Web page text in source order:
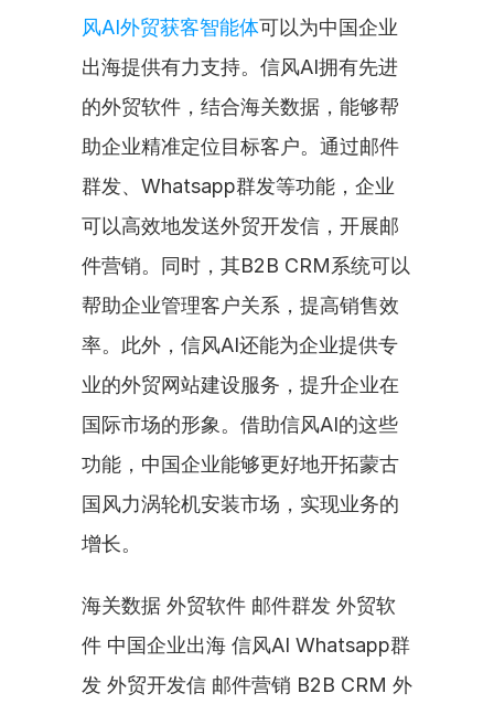
风AI外贸获客智能体可以为中国企业
出海提供有力支持。信风AI拥有先进
的外贸软件，结合海关数据，能够帮
助企业精准定位目标客户。通过邮件
群发、Whatsapp群发等功能，企业
可以高效地发送外贸开发信，开展邮
件营销。同时，其B2B CRM系统可以
帮助企业管理客户关系，提高销售效
率。此外，信风AI还能为企业提供专
业的外贸网站建设服务，提升企业在
国际市场的形象。借助信风AI的这些
功能，中国企业能够更好地开拓蒙古
国风力涡轮机安装市场，实现业务的
增长。
海关数据 外贸软件 邮件群发 外贸软
件 中国企业出海 信风AI Whatsapp群
发 外贸开发信 邮件营销 B2B CRM 外